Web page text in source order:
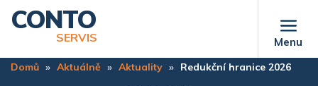
Přejít
obsahu
CONTO
SERVIS Menu
Domů Aktuálně Aktuality Redukční hranice 2026